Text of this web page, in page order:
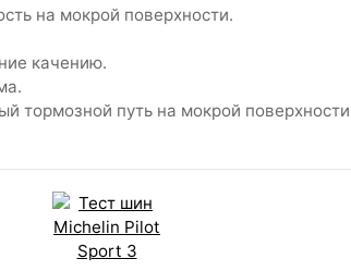
на мокрой поверхности.
качению.
тормозной путь на мокрой